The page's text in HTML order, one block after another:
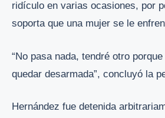
ridículo en varias ocasiones, por
soporta que una mujer se le
“No pasa nada, tendré otro
quedar desarmada”, concluyó la
Hernández fue detenida